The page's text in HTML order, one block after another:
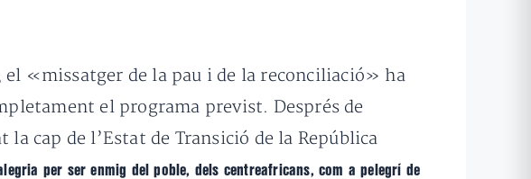
«missatger de la pau i de la reconciliació» ha
el programa previst. Després de
cap de l’Estat de Transició de la República
per ser enmig del poble, dels centreafricans, com a pelegrí de